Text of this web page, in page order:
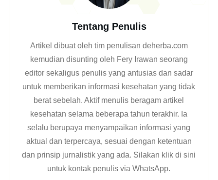
Tentang Penulis
Artikel dibuat oleh tim penulisan deherba.com
kemudian disunting oleh Fery Irawan seorang
editor sekaligus penulis yang antusias dan sadar
untuk memberikan informasi kesehatan yang tidak
berat sebelah. Aktif menulis beragam artikel
kesehatan selama beberapa tahun terakhir. Ia
selalu berupaya menyampaikan informasi yang
aktual dan terpercaya, sesuai dengan ketentuan
dan prinsip jurnalistik yang ada. Silakan klikdi sini
untuk kontak penulis via WhatsApp.